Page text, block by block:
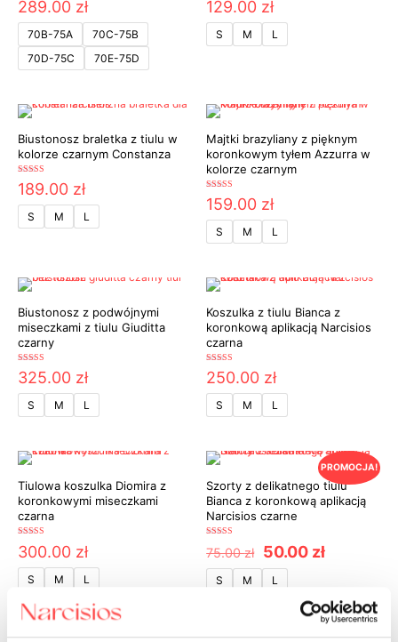
5.00
289.00 zł
70B-75A
70C-75B
70D-75C
70E-75D
5.00
129.00 zł
S M L
Biustonosz braletka z tiulu w
kolorze czarnym Constanza
Oceniono
5.00
189.00 zł
S M L
Majtki brazyliany z pięknym
koronkowym tyłem Azzurra w
kolorze czarnym
Oceniono
5.00
159.00 zł
S M L
Biustonosz z podwójnymi
miseczkami z tiulu Giuditta
czarny
Oceniono
5.00
325.00 zł
S M L
Koszulka z tiulu Bianca z
koronkową aplikacją Narcisios
czarna
Oceniono
5.00
250.00 zł
S M L
Tiulowa koszulka Diomira z
koronkowymi miseczkami
czarna
Oceniono
5.00
300.00 zł
S M L
PROMOCJA!
Szorty z delikatnego tiulu
Bianca z koronkową aplikacją
Narcisios czarne
5.00
75.00zł Pierwotna
cena
wynosiła:
75.00 zł.
50.00 złAktualna
S M L